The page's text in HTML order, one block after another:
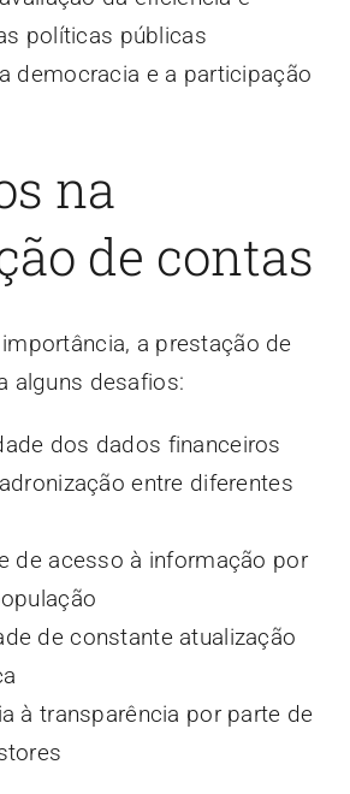
políticas públicas
democracia e a participação
na
de contas
a prestação de
alguns desafios:
dos dados financeiros
entre diferentes
de acesso à informação por
de constante atualização
à transparência por parte de